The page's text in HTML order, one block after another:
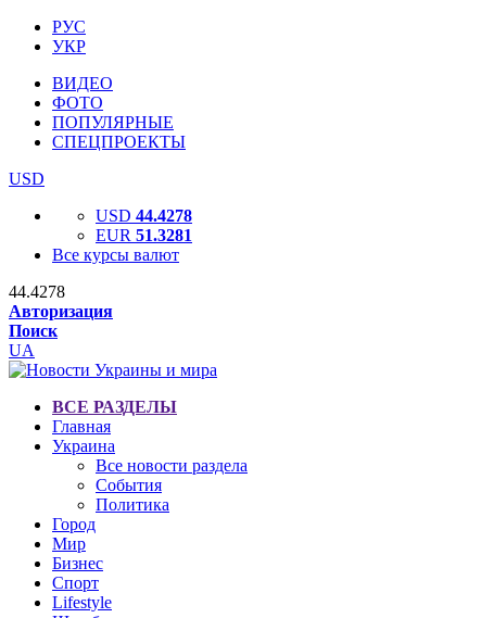
РУС
УКР
ВИДЕО
ФОТО
ПОПУЛЯРНЫЕ
СПЕЦПРОЕКТЫ
USD
USD 44.4278
EUR 51.3281
Все курсы валют
44.4278
Авторизация
Поиск
UA
ВСЕ РАЗДЕЛЫ
Главная
Украина
Все новости раздела
События
Политика
Город
Мир
Бизнес
Спорт
Lifestyle